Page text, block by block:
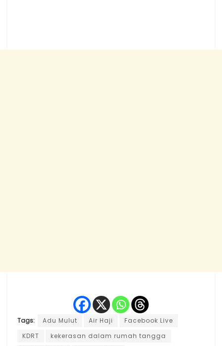
Tags: Adu Mulut Air Haji
Facebook Live
KDRT
kekerasan dalam rumah tangga